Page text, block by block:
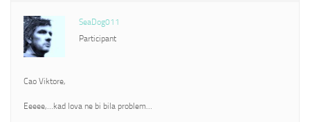
SeaDog011
Participant
Cao Viktore,
Eeeee,…kad lova ne bi bila problem…